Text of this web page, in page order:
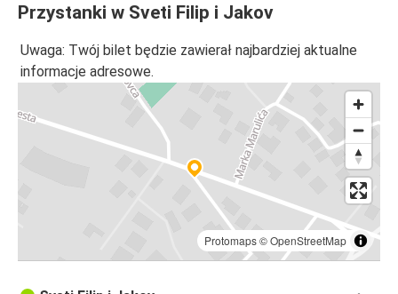
Przystanki w Sveti Filip i Jakov
Uwaga: Twój bilet będzie zawierał najbardziej aktualne
informacje adresowe.
Protomaps©OpenStreetMap